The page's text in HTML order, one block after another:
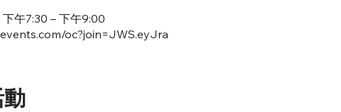
午7:30 – 下午9:00
oc?join=JWS.eyJra